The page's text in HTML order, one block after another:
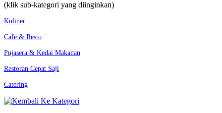
(klik sub-kategori yang diinginkan)
Kuliner
Cafe & Resto
Pujasera & Kedai Makanan
Restoran Cepat Saji
Catering